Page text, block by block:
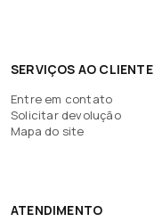
SERVIÇOS AO CLIENTE
Entre em contato
Solicitar devolução
Mapa do site
ATENDIMENTO